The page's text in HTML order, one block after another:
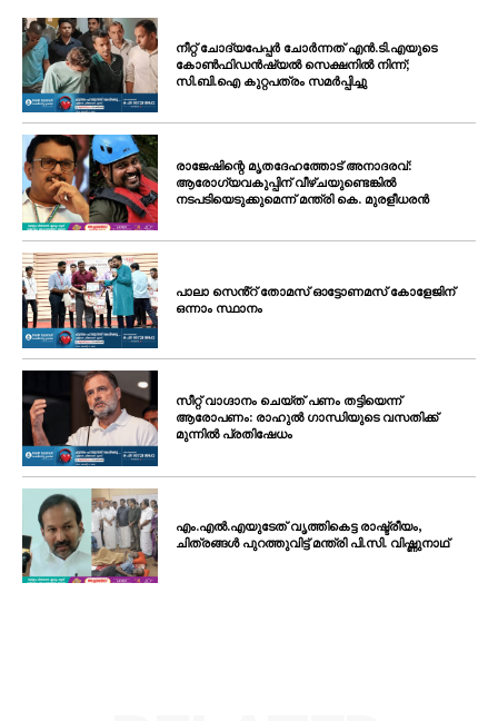
നീറ്റ് ചോദ്യപേപ്പർ ചോർന്നത് എൻ.ടി.എയുടെ
കോൺഫിഡൻഷ്യൽ സെക്ഷനിൽ നിന്ന്;
സി.ബി.ഐ കുറ്റപത്രം സമർപ്പിച്ചു
രാജേഷിന്റെ മൃതദേഹത്തോട് അനാദരവ്:
ആരോഗ്യവകുപ്പിന് വീഴ്ചയുണ്ടെങ്കിൽ
നടപടിയെടുക്കുമെന്ന് മന്ത്രി കെ. മുരളീധരൻ
പാലാ സെൻ്റ് തോമസ് ഓട്ടോണമസ് കോളേജിന്
ഒന്നാം സ്ഥാനം
സീറ്റ് വാഗ്ദാനം ചെയ്ത് പണം തട്ടിയെന്ന്
ആരോപണം: രാഹുൽ ഗാന്ധിയുടെ വസതിക്ക്
മുന്നിൽ പ്രതിഷേധം
എം.എൽ.എയുടേത് വൃത്തികെട്ട രാഷ്ട്രീയം,
ചിത്രങ്ങൾ പുറത്തുവിട്ട് മന്ത്രി പി.സി. വിഷ്ണുനാഥ്